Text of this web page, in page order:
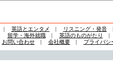
| 英語とエンタメ | リスニング・発音
留学・海外就職| 英語のものがたり
お問い合わせ| 会社概要| プライバシ